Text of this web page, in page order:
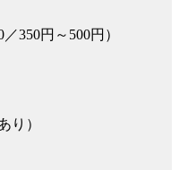
350円～500円）
り）